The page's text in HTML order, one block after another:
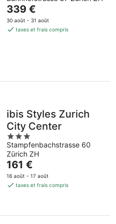
of
5
Le
prix
est
339 €
30 août - 31 août
taxes et frais compris
ibis Styles Zurich
City Center
3
out
of
5
Stampfenbachstrasse 60
Zürich ZH
Le
prix
est
par
161 €
16 août - 17 août
taxes et frais compris